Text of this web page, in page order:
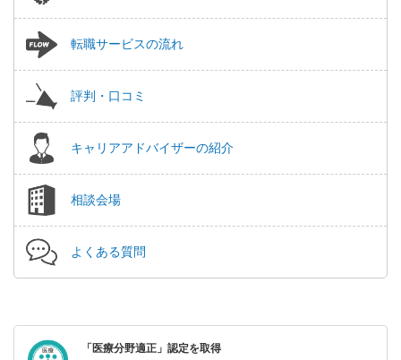
転職サービスの流れ
評判・口コミ
キャリアアドバイザーの紹介
相談会場
よくある質問
「医療分野適正」認定を取得